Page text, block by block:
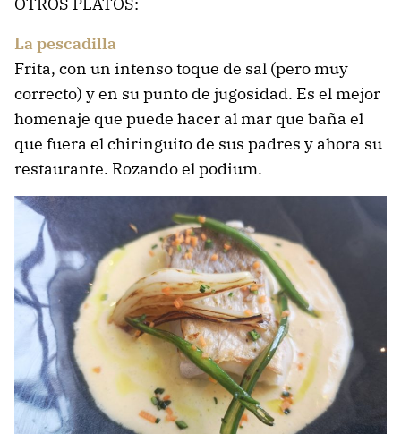
La pescadilla
Frita, con un intenso toque de sal (pero muy
correcto) y en su punto de jugosidad. Es el mejor
homenaje que puede hacer al mar que baña el
que fuera el chiringuito de sus padres y ahora su
restaurante. Rozando el podium.